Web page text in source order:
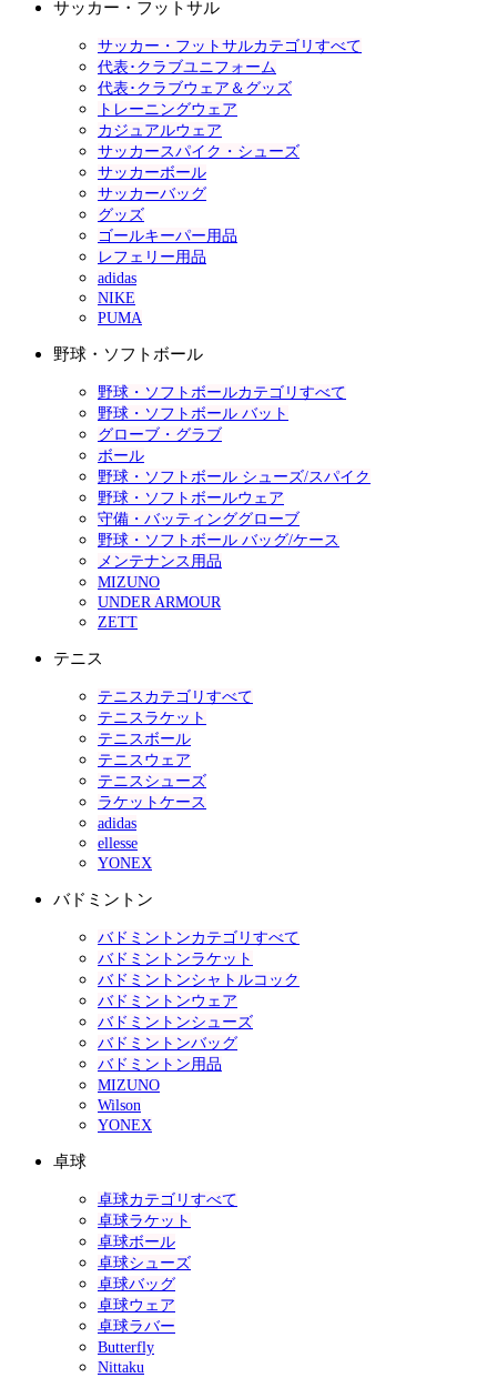
サッカー・フットサル
サッカー・フットサルカテゴリすべて
代表･クラブユニフォーム
代表･クラブウェア＆グッズ
トレーニングウェア
カジュアルウェア
サッカースパイク・シューズ
サッカーボール
サッカーバッグ
グッズ
ゴールキーパー用品
レフェリー用品
adidas
NIKE
PUMA
野球・ソフトボール
野球・ソフトボールカテゴリすべて
野球・ソフトボール バット
グローブ・グラブ
ボール
野球・ソフトボール シューズ/スパイク
野球・ソフトボールウェア
守備・バッティンググローブ
野球・ソフトボール バッグ/ケース
メンテナンス用品
MIZUNO
UNDER ARMOUR
ZETT
テニス
テニスカテゴリすべて
テニスラケット
テニスボール
テニスウェア
テニスシューズ
ラケットケース
adidas
ellesse
YONEX
バドミントン
バドミントンカテゴリすべて
バドミントンラケット
バドミントンシャトルコック
バドミントンウェア
バドミントンシューズ
バドミントンバッグ
バドミントン用品
MIZUNO
Wilson
YONEX
卓球
卓球カテゴリすべて
卓球ラケット
卓球ボール
卓球シューズ
卓球バッグ
卓球ウェア
卓球ラバー
Butterfly
Nittaku